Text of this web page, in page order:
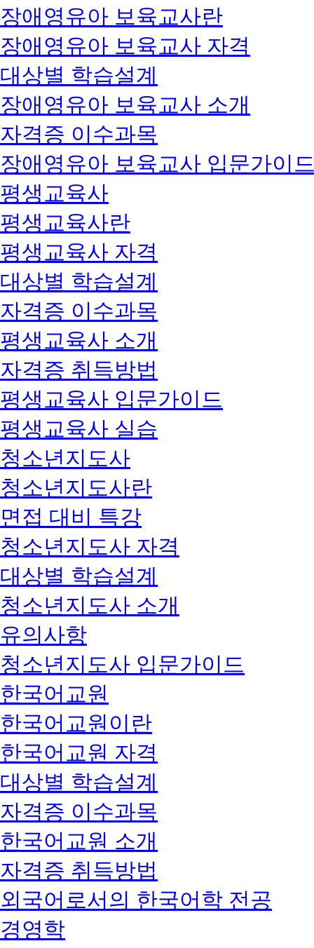
장애영유아 보육교사란
장애영유아 보육교사 자격
대상별 학습설계
장애영유아 보육교사 소개
자격증 이수과목
장애영유아 보육교사 입문가이
평생교육사
평생교육사란
평생교육사 자격
대상별 학습설계
자격증 이수과목
평생교육사 소개
자격증 취득방법
평생교육사 입문가이드
평생교육사 실습
청소년지도사
청소년지도사란
면접 대비 특강
청소년지도사 자격
대상별 학습설계
청소년지도사 소개
유의사항
청소년지도사 입문가이드
한국어교원
한국어교원이란
한국어교원 자격
대상별 학습설계
자격증 이수과목
한국어교원 소개
자격증 취득방법
외국어로서의 한국어학 전공
경영학